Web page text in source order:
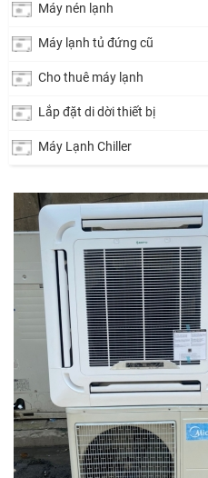
Máy nén lạnh
Máy lạnh tủ đứng cũ
Cho thuê máy lạnh
Lắp đặt di dời thiết bị
Máy Lạnh Chiller